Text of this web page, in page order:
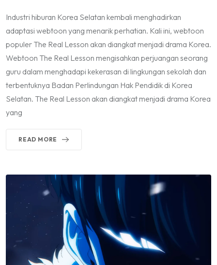
Industri hiburan Korea Selatan kembali menghadirkan
adaptasi webtoon yang menarik perhatian. Kali ini, webtoon
populer The Real Lesson akan diangkat menjadi drama Korea.
Webtoon The Real Lesson mengisahkan perjuangan seorang
guru dalam menghadapi kekerasan di lingkungan sekolah dan
terbentuknya Badan Perlindungan Hak Pendidik di Korea
Selatan. The Real Lesson akan diangkat menjadi drama Korea
yang
READ MORE